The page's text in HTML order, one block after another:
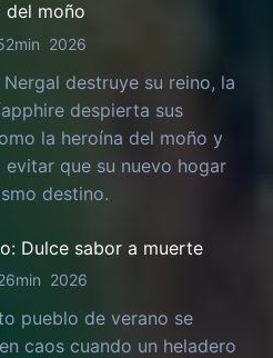
del moño
2026
destruye su reino, la
despierta sus
la heroína del moño y
evitar que su nuevo hogar
destino.
Dulce sabor a muerte
2026
pueblo de verano se
caos cuando un heladero